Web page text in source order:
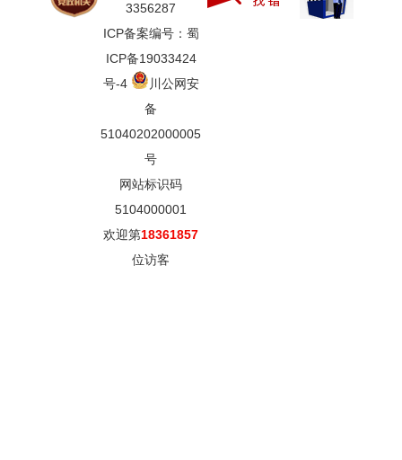
3356287
ICP备案编号：蜀
ICP备19033424
号-4
川公网安
备
51040202000005
号
网站标识码
5104000001
欢迎第18361857
位访客